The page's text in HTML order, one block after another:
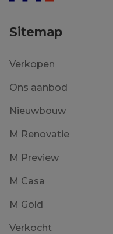
Sitemap
Verkopen
Ons aanbod
Nieuwbouw
M Renovatie
M Preview
M Casa
M Gold
Verkocht